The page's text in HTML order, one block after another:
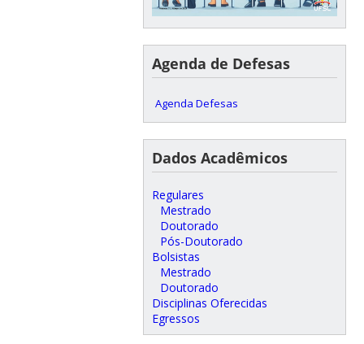
Agenda de Defesas
Agenda Defesas
Dados Acadêmicos
Regulares
Mestrado
Doutorado
Pós-Doutorado
Bolsistas
Mestrado
Doutorado
Disciplinas Oferecidas
Egressos